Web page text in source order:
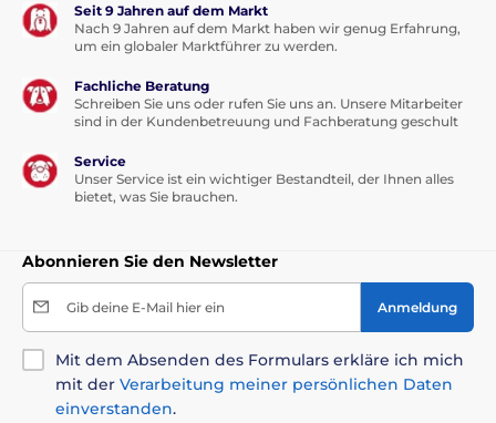
Seit 9 Jahren auf dem Markt
Nach 9 Jahren auf dem Markt haben wir genug Erfahrung,
um ein globaler Marktführer zu werden.
Fachliche Beratung
Schreiben Sie uns oder rufen Sie uns an. Unsere Mitarbeiter
sind in der Kundenbetreuung und Fachberatung geschult
Service
Unser Service ist ein wichtiger Bestandteil, der Ihnen alles
bietet, was Sie brauchen.
Abonnieren Sie den Newsletter
Gib deine E-Mail hier ein Anmeldung
Mit dem Absenden des Formulars erkläre ich mich
mit der Verarbeitung meiner persönlichen Daten
einverstanden.